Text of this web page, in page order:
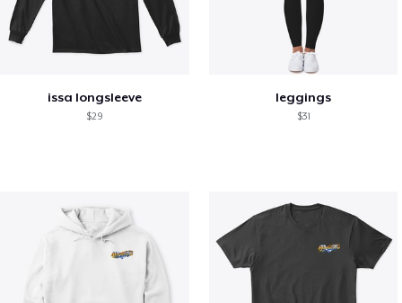
issa longsleeve
$29
leggings
$31